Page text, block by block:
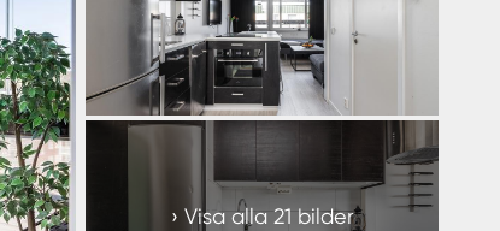
+
Visa alla 21 bilder